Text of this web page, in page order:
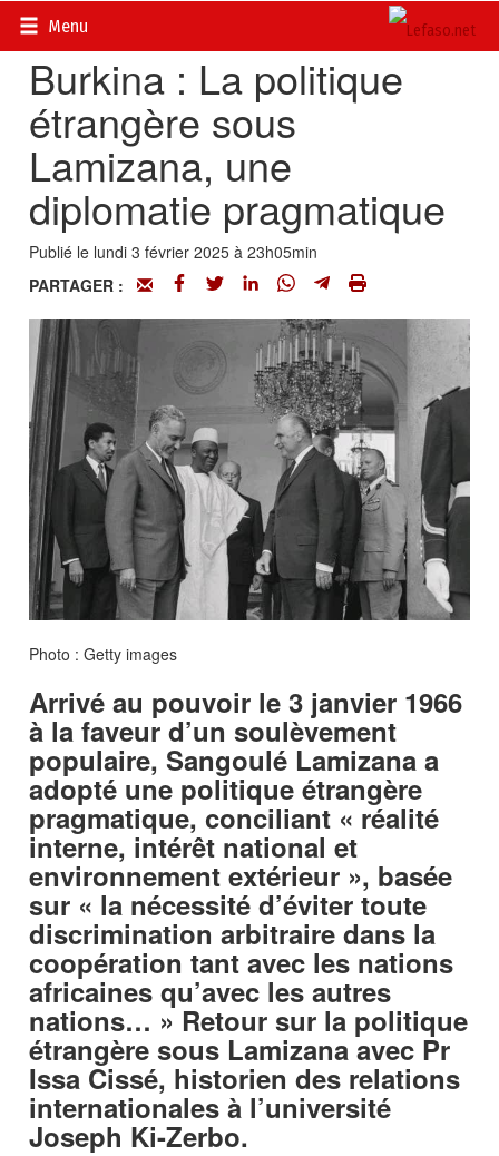
Menu
Accueil> La page d’histoire du Burkina
Burkina : La politique
étrangère sous
Lamizana, une
diplomatie pragmatique
Publié le lundi 3 février 2025 à 23h05min
PARTAGER :
Photo : Getty images
Arrivé au pouvoir le 3 janvier 1966
à la faveur d’un soulèvement
populaire, Sangoulé Lamizana a
adopté une politique étrangère
pragmatique, conciliant « réalité
interne, intérêt national et
environnement extérieur », basée
sur « la nécessité d’éviter toute
discrimination arbitraire dans la
coopération tant avec les nations
africaines qu’avec les autres
nations… » Retour sur la politique
étrangère sous Lamizana avec Pr
Issa Cissé, historien des relations
internationales à l’université
Joseph Ki-Zerbo.